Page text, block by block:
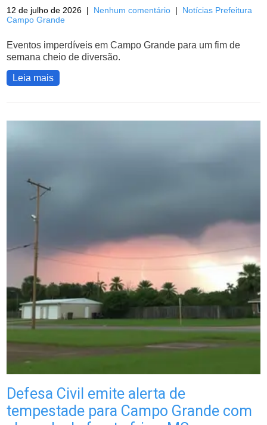
12 de julho de 2026 | Nenhum comentário | Notícias Prefeitura
Campo Grande
Eventos imperdíveis em Campo Grande para um fim de
semana cheio de diversão.
Leia mais
Defesa Civil emite alerta de
tempestade para Campo Grande com